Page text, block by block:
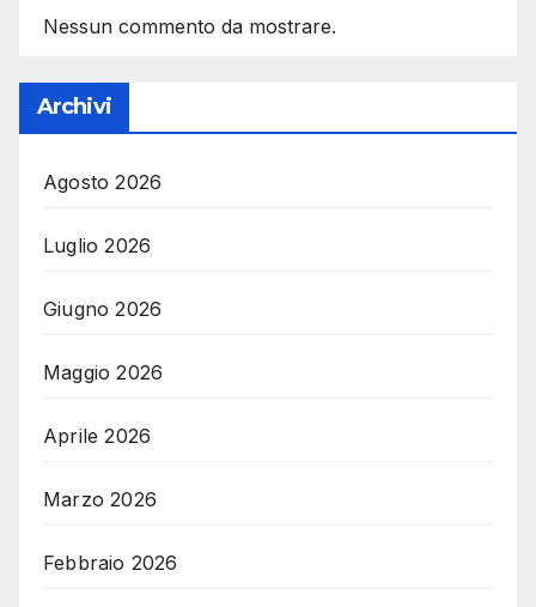
Nessun commento da mostrare.
Archivi
Agosto 2026
Luglio 2026
Giugno 2026
Maggio 2026
Aprile 2026
Marzo 2026
Febbraio 2026